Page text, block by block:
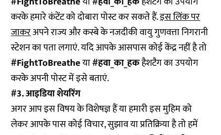
करके हमारे कंटेंट को दोबारा पोस्ट कर सकते हैं.इस लिंक पर
जाकरअपने राज्य और कस्बे के नजदीकी वायु गुणवत्ता निगरानी
स्टेशन का पता लगाएं. यदि आपके आसपास कोई केंद्र नहीं है तो
#FightToBreatheया#हवा_का_हकहैशटैग का उपयोग
करके अपनी पोस्ट में इसे बताएं.
#3. आइडिया शेयरिंग
अगर आप इस विषय के विशेषज्ञ हैं या हमारी इस मुहिम को
लेकर आपके पास कोई विचार, सुझाव या प्रतिक्रिया है तो हमें